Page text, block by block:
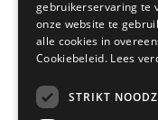
FILTER OP
3(10)
FILTER OP
gebruikerservaring te
onze website te
alle cookies in
Cookiebeleid. Lees
STRIKT